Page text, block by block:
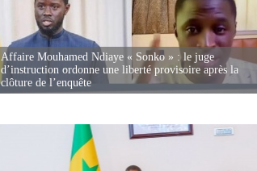
Affaire Mouhamed Ndiaye « Sonko » : le juge
d’instruction ordonne une liberté provisoire après la
clôture de l’enquête